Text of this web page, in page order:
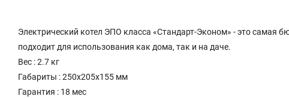
Электрический котел ЭПО класса «Стандарт-Эконом» - это самая
подходит для использования как дома, так и на даче.
Вес : 2.7 кг
Габариты : 250х205х155 мм
Гарантия : 18 мес